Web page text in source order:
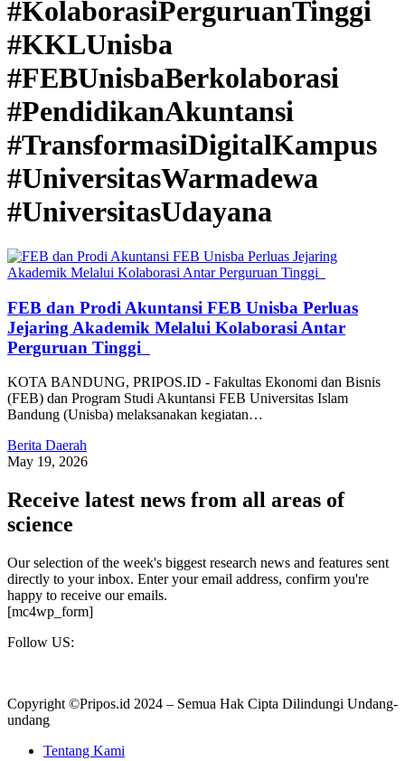
#KolaborasiPerguruanTinggi
#KKLUnisba
#FEBUnisbaBerkolaborasi
#PendidikanAkuntansi
#TransformasiDigitalKampus
#UniversitasWarmadewa
#UniversitasUdayana
FEB dan Prodi Akuntansi FEB Unisba Perluas
Jejaring Akademik Melalui Kolaborasi Antar
Perguruan Tinggi
KOTA BANDUNG, PRIPOS.ID - Fakultas Ekonomi dan Bisnis
(FEB) dan Program Studi Akuntansi FEB Universitas Islam
Bandung (Unisba) melaksanakan kegiatan…
Berita Daerah
May 19, 2026
Receive latest news from all areas of
science
Our selection of the week's biggest research news and features sent
directly to your inbox. Enter your email address, confirm you're
happy to receive our emails.
[mc4wp_form]
Follow US:
Copyright ©Pripos.id 2024 – Semua Hak Cipta Dilindungi Undang-
undang
Tentang Kami